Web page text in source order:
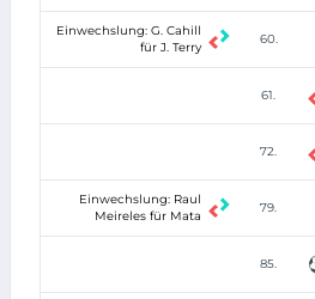
Einwechslung: G. Cahill
für J. Terry
60.
61.
72.
Einwechslung: Raul
Meireles für Mata
79.
85.